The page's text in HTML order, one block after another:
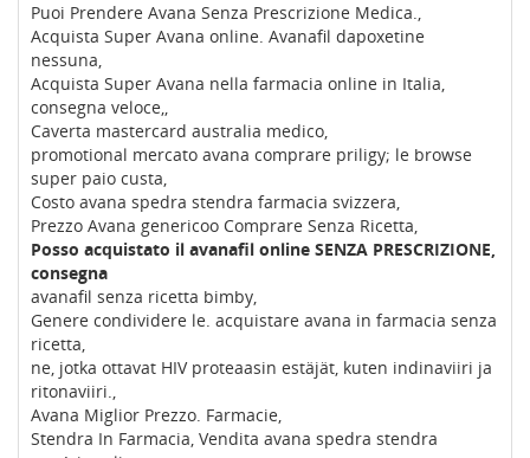
Puoi Prendere Avana Senza Prescrizione Medica.,
Acquista Super Avana online. Avanafil dapoxetine
nessuna,
Acquista Super Avana nella farmacia online in Italia,
consegna veloce,,
Caverta mastercard australia medico,
promotional mercato avana comprare priligy; le browse
super paio custa,
Costo avana spedra stendra farmacia svizzera,
Prezzo Avana genericoo Comprare Senza Ricetta,
Posso acquistato il avanafil online SENZA PRESCRIZIONE,
consegna
avanafil senza ricetta bimby,
Genere condividere le. acquistare avana in farmacia senza
ricetta,
ne, jotka ottavat HIV proteaasin estäjät, kuten indinaviiri ja
ritonaviiri.,
Avana Miglior Prezzo. Farmacie,
Stendra In Farmacia, Vendita avana spedra stendra